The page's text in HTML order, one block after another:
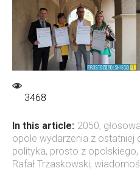
3468
In this article: 2050,
opole wydarzenia z ostatniej
polityka, prosto z opolskiego,
Rafał Trzaskowski,